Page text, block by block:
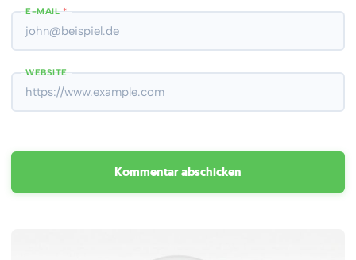
E-MAIL*
WEBSITE